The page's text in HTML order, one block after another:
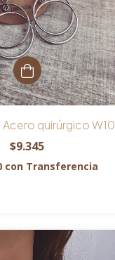
quirúrgico W10
$9.345
con Transferencia